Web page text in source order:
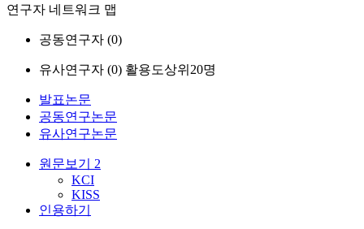
연구자 네트워크 맵
공동연구자 (0)
유사연구자 (0) 활용도상위20명
발표논문
공동연구논문
유사연구논문
원문보기 2
KCI
KISS
인용하기